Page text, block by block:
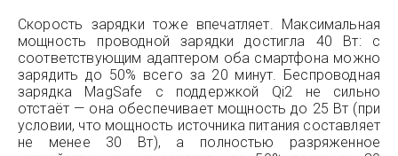
Скорость зарядки тоже впечатляет. Максимальная
мощность проводной зарядки достигла 40 Вт: с
соответствующим адаптером оба смартфона можно
зарядить до 50% всего за 20 минут. Беспроводная
зарядка MagSafe с поддержкой Qi2 не сильно
отстаёт — она обеспечивает мощность до 25 Вт (при
условии, что мощность источника питания составляет
не менее 30 Вт), а полностью разряженное